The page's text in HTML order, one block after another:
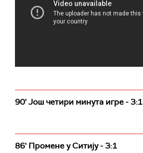
90' Још четири минута игре - 3:1
86' Промене у Ситију - 3:1